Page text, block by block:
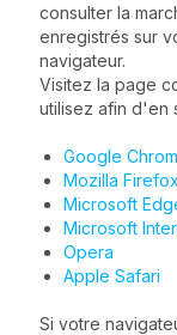
consulter la
enregistrés sur
navigateur.
Visitez la page
utilisez afin d'en
Google
Mozilla Firefox
Microsoft
Microsoft
Opera
Apple Safari
Si votre